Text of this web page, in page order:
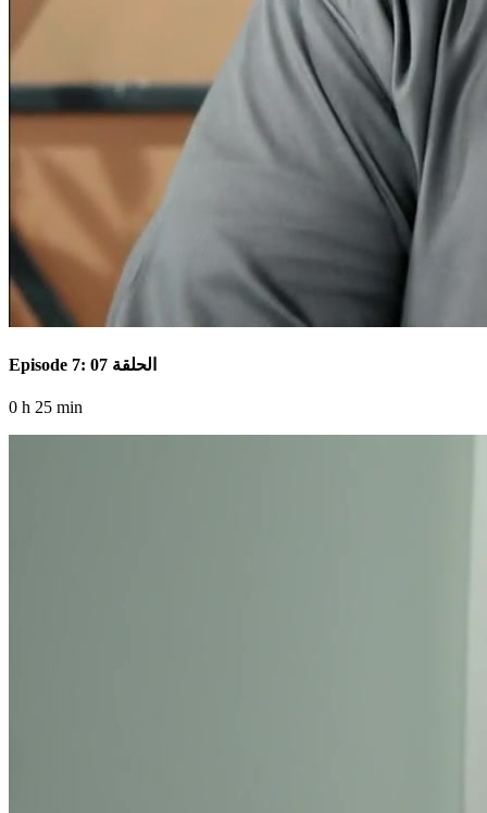
Episode 7: الحلقة 07
0 h 25 min